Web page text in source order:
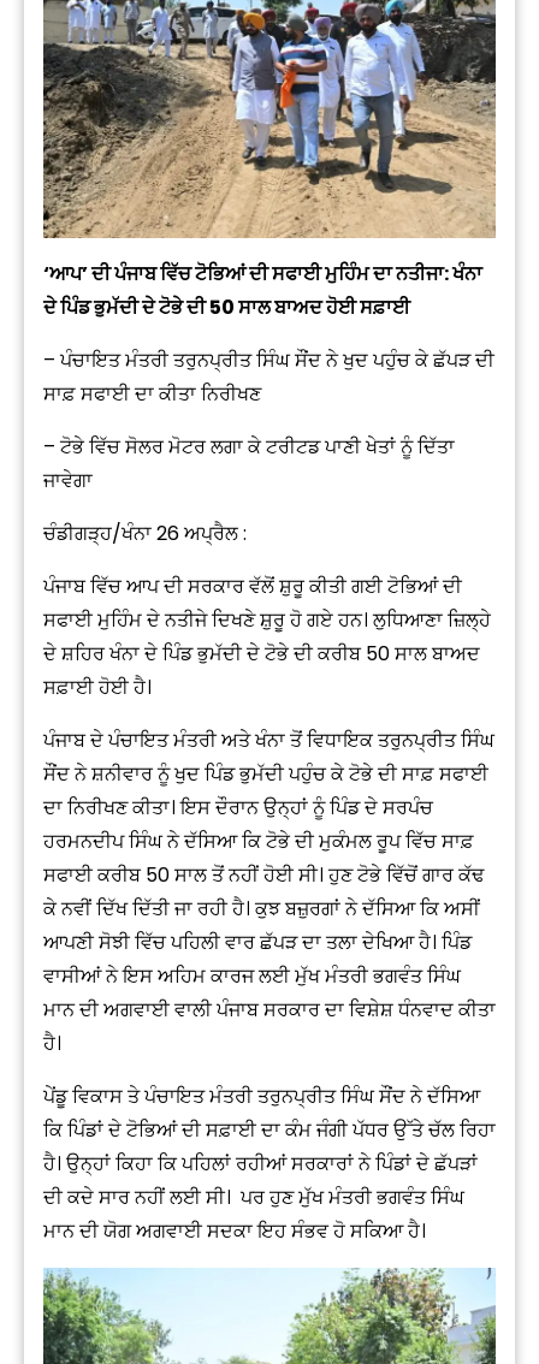
‘ਆਪ’ ਦੀ ਪੰਜਾਬ ਵਿੱਚ ਟੋਭਿਆਂ ਦੀ ਸਫਾਈ ਮੁਹਿੰਮ ਦਾ ਨਤੀਜਾ: ਖੰਨਾ
ਦੇ ਪਿੰਡ ਭੁਮੱਦੀ ਦੇ ਟੋਭੇ ਦੀ 50 ਸਾਲ ਬਾਅਦ ਹੋਈ ਸਫ਼ਾਈ
– ਪੰਚਾਇਤ ਮੰਤਰੀ ਤਰੁਨਪ੍ਰੀਤ ਸਿੰਘ ਸੌਂਦ ਨੇ ਖੁਦ ਪਹੁੰਚ ਕੇ ਛੱਪੜ ਦੀ
ਸਾਫ਼ ਸਫਾਈ ਦਾ ਕੀਤਾ ਨਿਰੀਖਣ
– ਟੋਭੇ ਵਿੱਚ ਸੋਲਰ ਮੋਟਰ ਲਗਾ ਕੇ ਟਰੀਟਡ ਪਾਣੀ ਖੇਤਾਂ ਨੂੰ ਦਿੱਤਾ
ਜਾਵੇਗਾ
ਚੰਡੀਗੜ੍ਹ/ਖੰਨਾ 26 ਅਪ੍ਰੈਲ :
ਪੰਜਾਬ ਵਿੱਚ ਆਪ ਦੀ ਸਰਕਾਰ ਵੱਲੋਂ ਸ਼ੁਰੂ ਕੀਤੀ ਗਈ ਟੋਭਿਆਂ ਦੀ
ਸਫਾਈ ਮੁਹਿੰਮ ਦੇ ਨਤੀਜੇ ਦਿਖਣੇ ਸ਼ੁਰੂ ਹੋ ਗਏ ਹਨ। ਲੁਧਿਆਣਾ ਜ਼ਿਲ੍ਹੇ
ਦੇ ਸ਼ਹਿਰ ਖੰਨਾ ਦੇ ਪਿੰਡ ਭੁਮੱਦੀ ਦੇ ਟੋਭੇ ਦੀ ਕਰੀਬ 50 ਸਾਲ ਬਾਅਦ
ਸਫ਼ਾਈ ਹੋਈ ਹੈ।
ਪੰਜਾਬ ਦੇ ਪੰਚਾਇਤ ਮੰਤਰੀ ਅਤੇ ਖੰਨਾ ਤੋਂ ਵਿਧਾਇਕ ਤਰੁਨਪ੍ਰੀਤ ਸਿੰਘ
ਸੌਂਦ ਨੇ ਸ਼ਨੀਵਾਰ ਨੂੰ ਖੁਦ ਪਿੰਡ ਭੁਮੱਦੀ ਪਹੁੰਚ ਕੇ ਟੋਭੇ ਦੀ ਸਾਫ਼ ਸਫਾਈ
ਦਾ ਨਿਰੀਖਣ ਕੀਤਾ। ਇਸ ਦੌਰਾਨ ਉਨ੍ਹਾਂ ਨੂੰ ਪਿੰਡ ਦੇ ਸਰਪੰਚ
ਹਰਮਨਦੀਪ ਸਿੰਘ ਨੇ ਦੱਸਿਆ ਕਿ ਟੋਭੇ ਦੀ ਮੁਕੰਮਲ ਰੂਪ ਵਿੱਚ ਸਾਫ਼
ਸਫਾਈ ਕਰੀਬ 50 ਸਾਲ ਤੋਂ ਨਹੀਂ ਹੋਈ ਸੀ। ਹੁਣ ਟੋਭੇ ਵਿੱਚੋਂ ਗਾਰ ਕੱਢ
ਕੇ ਨਵੀਂ ਦਿੱਖ ਦਿੱਤੀ ਜਾ ਰਹੀ ਹੈ। ਕੁਝ ਬਜ਼ੁਰਗਾਂ ਨੇ ਦੱਸਿਆ ਕਿ ਅਸੀਂ
ਆਪਣੀ ਸੋਝੀ ਵਿੱਚ ਪਹਿਲੀ ਵਾਰ ਛੱਪੜ ਦਾ ਤਲਾ ਦੇਖਿਆ ਹੈ। ਪਿੰਡ
ਵਾਸੀਆਂ ਨੇ ਇਸ ਅਹਿਮ ਕਾਰਜ ਲਈ ਮੁੱਖ ਮੰਤਰੀ ਭਗਵੰਤ ਸਿੰਘ
ਮਾਨ ਦੀ ਅਗਵਾਈ ਵਾਲੀ ਪੰਜਾਬ ਸਰਕਾਰ ਦਾ ਵਿਸ਼ੇਸ਼ ਧੰਨਵਾਦ ਕੀਤਾ
ਹੈ।
ਪੇਂਡੂ ਵਿਕਾਸ ਤੇ ਪੰਚਾਇਤ ਮੰਤਰੀ ਤਰੁਨਪ੍ਰੀਤ ਸਿੰਘ ਸੌਂਦ ਨੇ ਦੱਸਿਆ
ਕਿ ਪਿੰਡਾਂ ਦੇ ਟੋਭਿਆਂ ਦੀ ਸਫ਼ਾਈ ਦਾ ਕੰਮ ਜੰਗੀ ਪੱਧਰ ਉੱਤੇ ਚੱਲ ਰਿਹਾ
ਹੈ। ਉਨ੍ਹਾਂ ਕਿਹਾ ਕਿ ਪਹਿਲਾਂ ਰਹੀਆਂ ਸਰਕਾਰਾਂ ਨੇ ਪਿੰਡਾਂ ਦੇ ਛੱਪੜਾਂ
ਦੀ ਕਦੇ ਸਾਰ ਨਹੀਂ ਲਈ ਸੀ। ਪਰ ਹੁਣ ਮੁੱਖ ਮੰਤਰੀ ਭਗਵੰਤ ਸਿੰਘ
ਮਾਨ ਦੀ ਯੋਗ ਅਗਵਾਈ ਸਦਕਾ ਇਹ ਸੰਭਵ ਹੋ ਸਕਿਆ ਹੈ।